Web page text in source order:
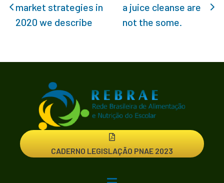
market strategies in
2020 we describe
a juice cleanse are
not the some.
CADERNO LEGISLAÇÃO PNAE 2023